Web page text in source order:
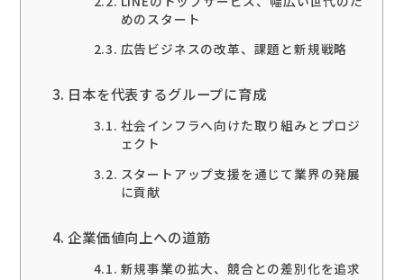
めのスタート
広告ビジネスの改革、課題と新規戦略
日本を代表するグループに育成
社会インフラへ向けた取り組みとプロジ
ェクト
スタートアップ支援を通じて業界の発展
に貢献
企業価値向上への道筋
新規事業の拡大、競合との差別化を追求